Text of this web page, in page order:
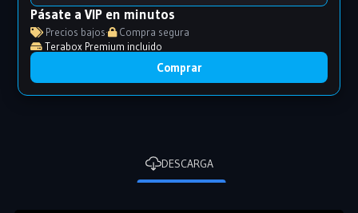
Pásate a VIP en minutos
Precios bajos·
Compra segura
Terabox Premium incluido
Comprar
DESCARGA